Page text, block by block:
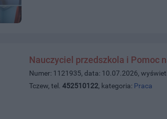
Nauczyciel przedszkola i Pomoc
Numer: 1121935, data: 10.07.2026,
Tczew, tel.452510122, kategoria: Praca